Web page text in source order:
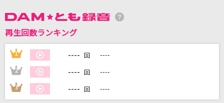
家族や友達と一緒に！練習にも！
再生回数ランキング
1 ---- 回 ----
2 ---- 回 ----
3 ---- 回 ----